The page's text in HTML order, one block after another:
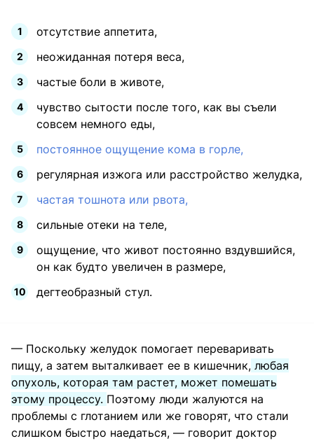
отсутствие аппетита,
неожиданная потеря веса,
частые боли в животе,
чувство сытости после того, как вы съели
совсем немного еды,
постоянное ощущение кома в горле,
регулярная изжога или расстройство желудка,
частая тошнота или рвота,
сильные отеки на теле,
ощущение, что живот постоянно вздувшийся,
он как будто увеличен в размере,
дегтеобразный стул.
— Поскольку желудок помогает переваривать
пищу, а затем выталкивает ее в кишечник, любая
опухоль, которая там растет, может помешать
этому процессу. Поэтому люди жалуются на
проблемы с глотанием или же говорят, что стали
слишком быстро наедаться, — говорит доктор